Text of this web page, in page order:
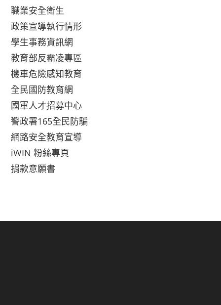
職業安全衛生
政策宣導執行情形
學生事務資訊網
教育部反霸凌專區
機車危險感知教育
全民國防教育網
國軍人才招募中心
警政署165全民防騙
網路安全教育宣導
iWIN 粉絲專頁
捐款意願書